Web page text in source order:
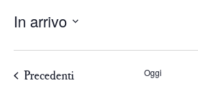
In arrivo
data.Precedenti Oggi